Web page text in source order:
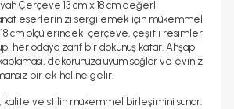
Çerçeve 13 cm x 18 cm değerli
eserlerinizi sergilemek için mükemmel
18 cm ölçülerindeki çerçeve, çeşitli resimler
her odaya zarif bir dokunuş katar. Ahşap
dekorunuza uyum sağlar ve eviniz
bir ek haline gelir.
kalite ve stilin mükemmel birleşimini sunar.